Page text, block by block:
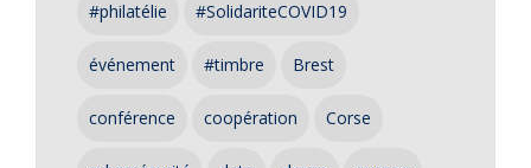
#philatélie #SolidariteCOVID19
événement #timbre Brest
conférence coopération Corse